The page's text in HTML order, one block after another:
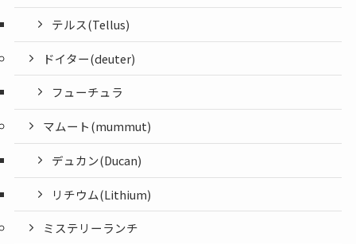
テルス(Tellus)
ドイター(deuter)
フューチュラ
マムート(mummut)
デュカン(Ducan)
リチウム(Lithium)
ミステリーランチ